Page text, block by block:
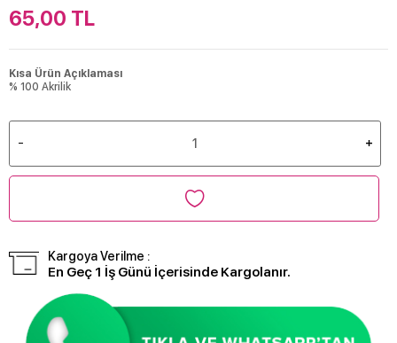
65,00 TL
Kısa Ürün Açıklaması
% 100 Akrilik
Kargoya Verilme :
En Geç 1 İş Günü İçerisinde Kargolanır.